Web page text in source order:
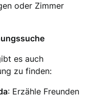
oder Zimmer
es auch
zu finden:
: Erzähle Freunden